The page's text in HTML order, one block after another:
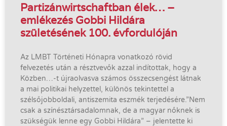
Partizánwirtschaftban élek… –
emlékezés Gobbi Hildára
születésének 100. évfordulóján
Az LMBT Történeti Hónapra vonatkozó rövid
felvezetés után a résztvevők azzal indítottak, hogy a
Közben…-t újraolvasva számos összecsengést látnak
a mai politikai helyzettel, különös tekintettel a
szélsőjobboldali, antiszemita eszmék terjedésére.”Nem
csak a színésztársadalomnak, de a magyar nőknek is
szükségük lenne egy Gobbi Hildára” – jelentette ki